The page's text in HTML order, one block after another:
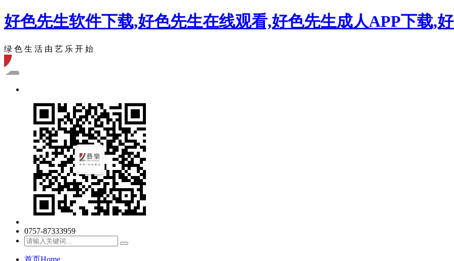
好色先生软件下载,好色先生在线观看,好色先生成人APP下载,
绿 色 生 活 由 艺 乐 开 始
0757-87333959
首页Home